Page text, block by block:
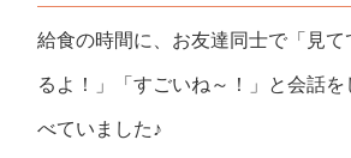
給食の時間に、お友達同士で「見
るよ！」「すごいね～！」と会話
べていました♪